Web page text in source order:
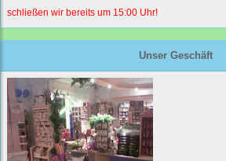
schließen wir bereits um 15:00 Uhr!
Unser Geschäft